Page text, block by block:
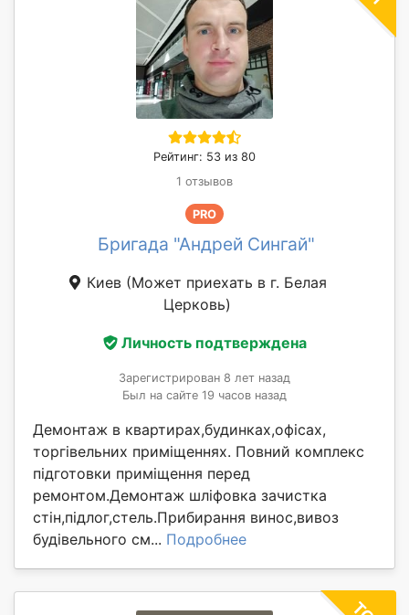
Рейтинг: 53 из 80
1 отзывов
PRO
Бригада "Андрей Сингай"
Киев (Может приехать в г. Белая
Церковь)
Личность подтверждена
Зарегистрирован 8 лет назад
Был на сайте 19 часов назад
Демонтаж в квартирах,будинках,офісах,
торгівельних приміщеннях. Повний комплекс
підготовки приміщення перед
ремонтом.Демонтаж шліфовка зачистка
стін,підлог,стель.Прибирання винос,вивоз
будівельного см... Подробнее